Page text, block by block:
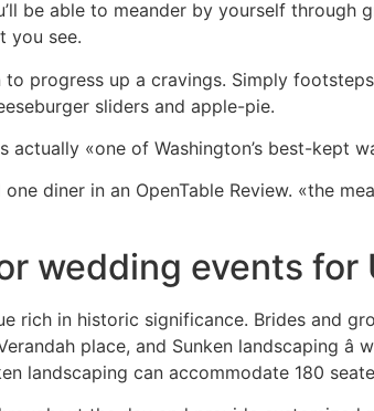
be able to meander by yourself through
you see.
progress up a cravings. Simply
sliders and apple-pie.
«one of Washington’s best-kept
diner in an OpenTable Review. «the
wedding events for
rich in historic significance. Brides and
place, and Sunken landscaping
landscaping can accommodate 180